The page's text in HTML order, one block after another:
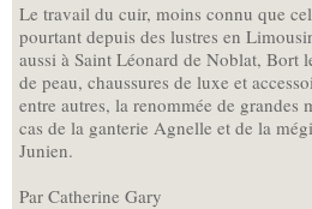
Le travail du cuir, moins connu que
pourtant depuis des lustres en
aussi à Saint Léonard de Noblat, Bort
de peau, chaussures de luxe et
entre autres, la renommée de grandes
cas de la ganterie Agnelle et de la
Junien.
Par Catherine Gary